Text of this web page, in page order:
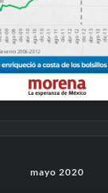
mayo 2020